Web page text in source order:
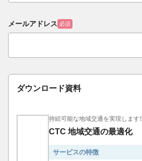
メールアドレス 必須
ダウンロード資料
持続可能な地域交通を実現します！
CTC 地域交通の最適化
サービスの特徴